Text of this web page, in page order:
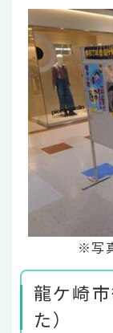
※写
龍ケ崎
た）